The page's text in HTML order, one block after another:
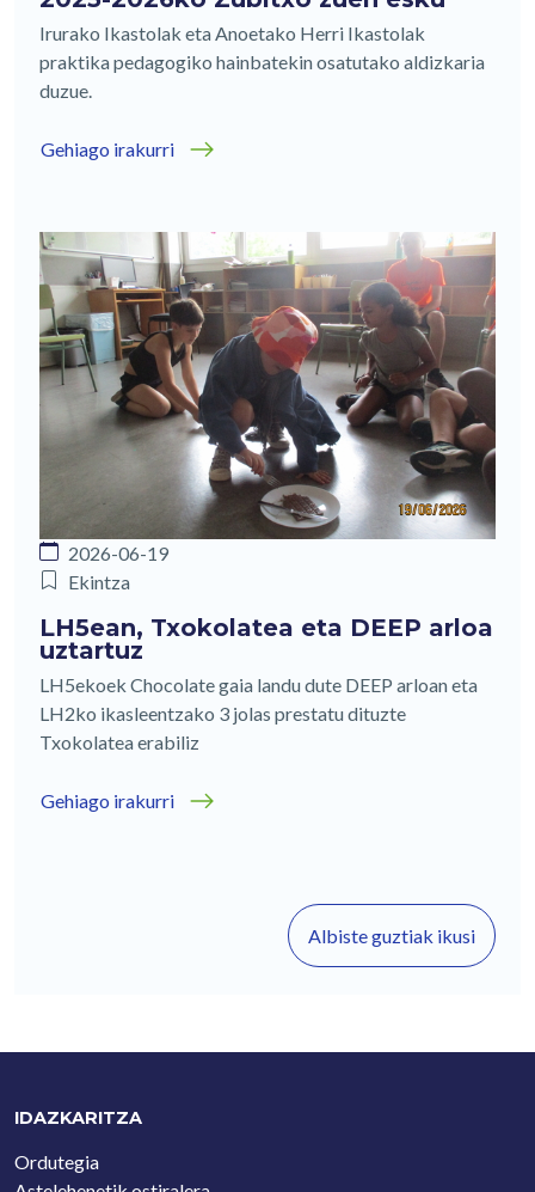
Irurako Ikastolak eta Anoetako Herri Ikastolak
praktika pedagogiko hainbatekin osatutako aldizkaria
duzue.
Gehiago irakurri
2026-06-19
Ekintza
LH5ean, Txokolatea eta DEEP arloa
uztartuz
LH5ekoek Chocolate gaia landu dute DEEP arloan eta
LH2ko ikasleentzako 3 jolas prestatu dituzte
Txokolatea erabiliz
Gehiago irakurri
Albiste guztiak ikusi
IDAZKARITZA
Ordutegia